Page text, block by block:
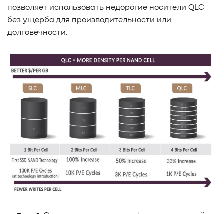
позволяет использовать недорогие носители QLC
без ущерба для производительности или
долговечности.